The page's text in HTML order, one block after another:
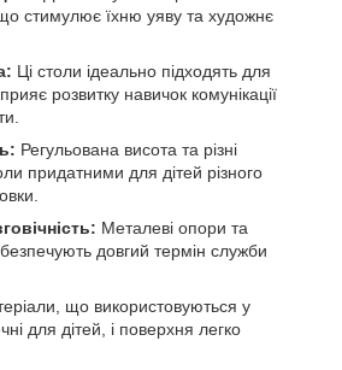
що стимулює їхню уяву та художнє
Ці столи ідеально підходять для
розвитку навичок комунікації
Регульована висота та різні
придатними для дітей різного
Металеві опори та
довгий термін служби
що використовуються у
для дітей, і поверхня легко